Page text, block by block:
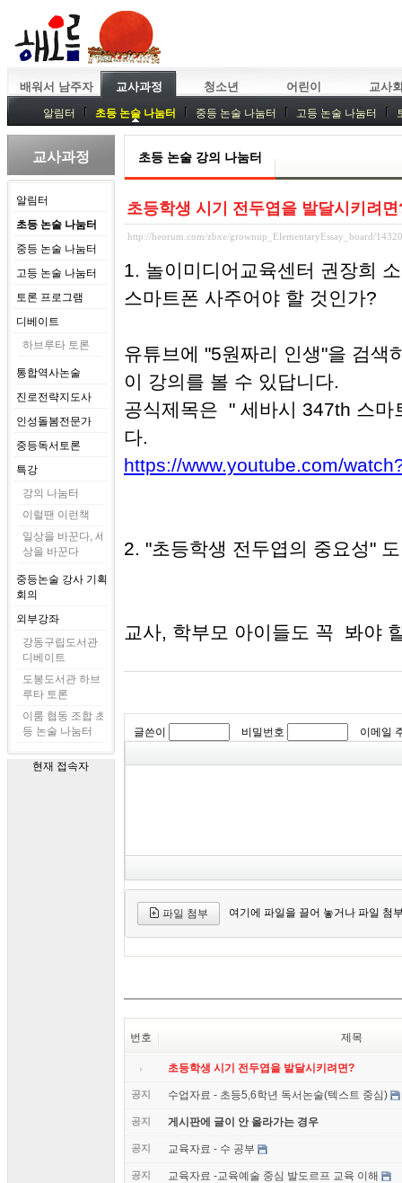
배워서 남주자 교사과정 청소년 어린이 교사
알림터 초등 논술 나눔터 중등 논술 나눔터 고등 논술 나눔터
중등독서토론
특강 중등논술 강사 기획회의 외부강좌
교사과정
알림터
초등 논술 나눔터
중등 논술 나눔터
고등 논술 나눔터
토론 프로그램
디베이트
하브루타 토론
통합역사논술
진로전략지도사
인성돌봄전문가
중등독서토론
특강
강의 나눔터
이럴땐 이런책
일상을 바꾼다, 세
상을 바꾼다
중등논술 강사 기획
회의
외부강좌
강동구립도서관
디베이트
도봉도서관 하브
루타 토론
이룸 협동 조합 초
등 논술 나눔터
현재 접속자
초등 논술 강의 나눔터
초등학생 시기 전두엽을 발달시키려
http://heorum.com/zbxe/grownup_ElementaryEssay_board/
1. 놀이미디어교육센터 권장희
스마트폰 사주어야 할 것인가?
유튜브에 "5원짜리 인생"을 검색
이 강의를 볼 수 있답니다.
공식제목은 " 세바시 347th 스마
다.
https://www.youtube.com/
2. "초등학생 전두엽의 중요성"
교사, 학부모 아이들도 꼭 봐야
글쓴이 비밀번호 이메일
파일 첨부 여기에 파일을 끌어 놓거나 파일 첨
번호 제목
초등학생 시기 전두엽을 발달시키려면?
공지 수업자료 - 초등5,6학년 독서논술(텍스트 중심)
공지 게시판에 글이 안 올라가는 경우
공지 교육자료 - 수 공부
공지 교육자료 -교육예술 중심 발도르프 교육 이해